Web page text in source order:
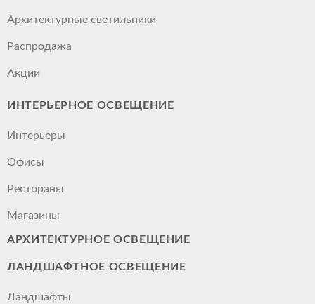
Архитектурные светильники
Распродажа
Акции
ИНТЕРЬЕРНОЕ ОСВЕЩЕНИЕ
Интерьеры
Офисы
Рестораны
Магазины
АРХИТЕКТУРНОЕ ОСВЕЩЕНИЕ
ЛАНДШАФТНОЕ ОСВЕЩЕНИЕ
Ландшафты